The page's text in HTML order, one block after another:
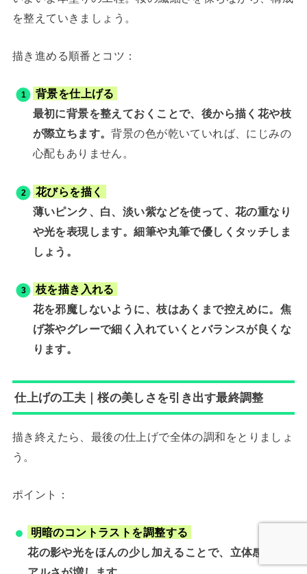
を整えていきましょう。
描き進める順番とコツ：
背景を仕上げる
最初に背景を整えておくことで、後から描く花や枝
が際立ちます。背景の色が乾いていれば、にじみの
心配もありません。
花びらを描く
薄いピンク、白、淡い紫などを使って、花の重なり
や光を表現します。細筆や丸筆で優しくタッチしま
しょう。
枝を描き入れる
花を邪魔しないように、枝はあくまで控えめに。焦
げ茶やグレーで細く入れていくとバランスが良くな
ります。
仕上げの工夫｜桜の美しさを引き出す最終調整
描き終えたら、最後の仕上げで全体の調和をとりましょ
う。
ポイント：
明暗のコントラストを調整する
花の影や光をほんの少し加えることで、立体感とリ